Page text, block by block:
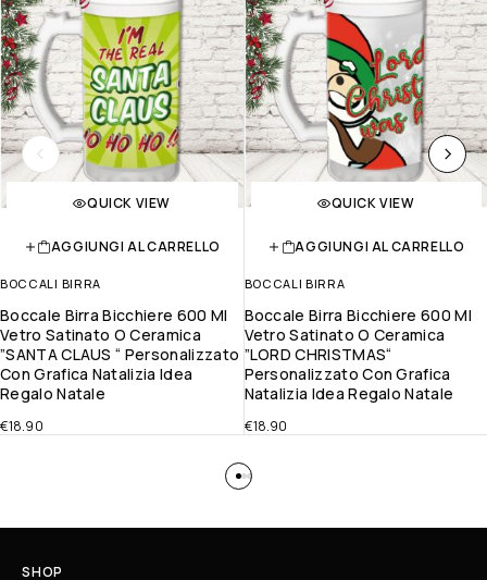
QUICK VIEW
AGGIUNGI AL CARRELLO
BOCCALI BIRRA
Boccale Birra Bicchiere 600 Ml
Vetro Satinato O Ceramica
”SANTA CLAUS “ Personalizzato
Con Grafica Natalizia Idea
Regalo Natale
€18.90
QUICK VIEW
AGGIUNGI AL CARRELLO
BOCCALI BIRRA
Boccale Birra Bicchiere 600 Ml
Vetro Satinato O Ceramica
”LORD CHRISTMAS“
Personalizzato Con Grafica
Natalizia Idea Regalo Natale
€18.90
SHOP